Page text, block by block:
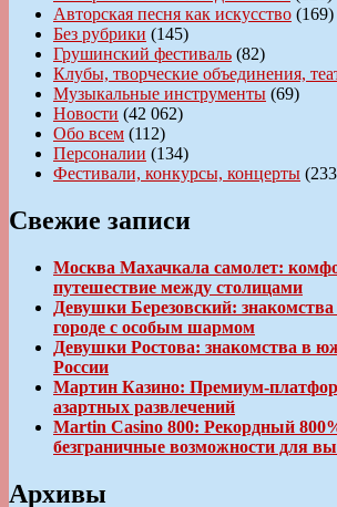
Авторская песня как искусство (169)
Без рубрики (145)
Грушинский фестиваль (82)
Клубы, творческие объединения,
Музыкальные инструменты (69)
Новости (42 062)
Обо всем (112)
Персоналии (134)
Фестивали, конкурсы, концерты
Свежие записи
Москва Махачкала самолет:
путешествие между столицами
Девушки Березовский:
городе с особым шармом
Девушки Ростова: знакомства в
России
Мартин Казино: Премиум-
азартных развлечений
Martin Casino 800: Рекордный
безграничные возможности для
Архивы